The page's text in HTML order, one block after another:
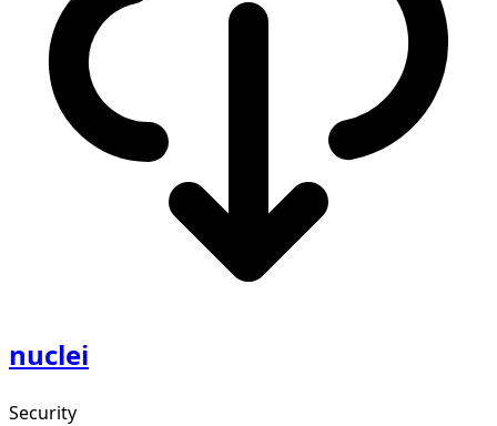
nuclei
Security